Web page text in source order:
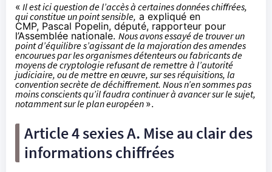
« Il est ici question de l’accès à certaines données chiffrées,
qui constitue un point sensible, a expliqué en
CMP, Pascal Popelin, député, rapporteur pour
l’Assemblée nationale. Nous avons essayé de trouver un
point d’équilibre s’agissant de la majoration des amendes
encourues par les organismes détenteurs ou fabricants de
moyens de cryptologie refusant de remettre à l’autorité
judiciaire, ou de mettre en œuvre, sur ses réquisitions, la
convention secrète de déchiffrement. Nous n’en sommes pas
moins conscients qu’il faudra continuer à avancer sur le sujet,
notamment sur le plan européen ».
Article 4 sexies A. Mise au clair des
informations chiffrées